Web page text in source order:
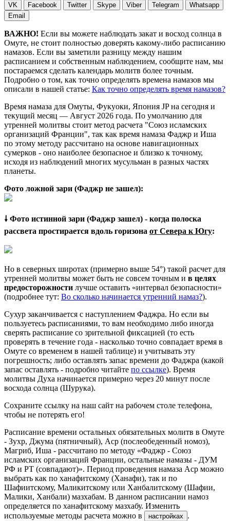
VK Facebook Twitter Skype Viber Telegram
Whatsapp
Email
ВАЖНО! Если вы можете наблюдать закат и восход солнца в
Омуте, не стоит полностью доверять какому-либо расписанию
намазов. Если вы заметили разницу между нашим
расписанием и собственным наблюдением, сообщите нам, мы
постараемся сделать календарь молитв более точным.
Подробно о том, как точно определять времена намазов мы
описали в нашей статье: Как точно определять время намазов?
Время намаза для Омуты, Фукуоки, Япония JPна сегодня и
текущий месяц — Август 2026 года. По умолчанию для
утренней молитвы стоит метод расчета "Союз исламских
организаций Франции", так как время намаза Фаджр и Иша
по этому методу рассчитано на основе навигационных
сумерков - оно наиболее безопасное и близко к точному,
исходя из наблюдений многих мусульман в разных частях
планеты.
Фото ложной зари (Фаджр не зашел):
🠗 Фото истинной зари (Фаджр зашел) - когда полоска
рассвета простирается вдоль горизона от Севера к Югу:
Но в северных широтах (примерно выше 54°) такой расчет для
утренней молитвы может быть не совсем точным и в целях
предосторожности лучше оставить «интервал безопасности»
(подробнее тут: Во сколько начинается утренний намаз?).
Сухур заканчивается с наступлением Фаджра. Но если вы
пользуетесь расписаниями, то вам необходимо либо иногда
сверять расписание со зрительной фиксацией (то есть
проверять в течение года - насколько точно совпадает время в
Омуте со временем в нашей таблице) и учитывать эту
погрешность; либо оставлять запас времени до Фаджра (какой
запас оставлять - подробно читайте по ссылке). Время
молитвы Духа начинается примерно через 20 минут после
восхода солнца (Шурука).
Сохраните ссылку на наш сайт на рабочем столе телефона,
чтобы не потерять его!
Расписание времени остальных обязательных молитв в Омуте
- Зухр, Джума (пятничный), Аср (послеобеденный номоз),
Магриб, Иша - рассчитано по методу «Фаджр - Союз
исламских организаций Франции, остальные намазы - ДУМ
РФ и РТ (совпадают)». Период проведения намаза Аср можно
выбрать как по ханафитскому (Ханафи), так и по
Шафиитскому, Маликитскому или Ханбалитскому (Шафии,
Малики, Ханбали) мазхабам. В данном расписании намоз
определяется по ханафитскому мазхабу. Изменить
используемые методы расчета можно в
настройках .